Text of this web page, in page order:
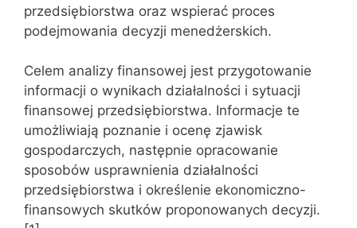
przedsiębiorstwa oraz wspierać proces
podejmowania decyzji menedżerskich.
Celem analizy finansowej jest przygotowanie
informacji o wynikach działalności i sytuacji
finansowej przedsiębiorstwa. Informacje te
umożliwiają poznanie i ocenę zjawisk
gospodarczych, następnie opracowanie
sposobów usprawnienia działalności
przedsiębiorstwa i określenie ekonomiczno-
finansowych skutków proponowanych decyzji.